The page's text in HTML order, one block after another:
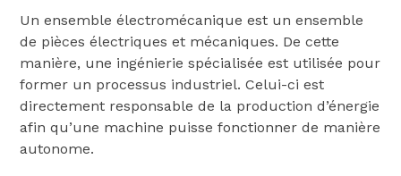
Un ensemble électromécanique est un ensemble
de pièces électriques et mécaniques. De cette
manière, une ingénierie spécialisée est utilisée pour
former un processus industriel. Celui-ci est
directement responsable de la production d’énergie
afin qu’une machine puisse fonctionner de manière
autonome.